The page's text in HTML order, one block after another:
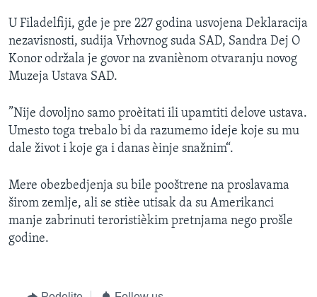
INTERVJU
U Filadelfiji, gde je pre 227 godina usvojena Deklaracija
nezavisnosti, sudija Vrhovnog suda SAD, Sandra Dej O
Konor održala je govor na zvaniènom otvaranju novog
Muzeja Ustava SAD.
”Nije dovoljno samo proèitati ili upamtiti delove ustava.
Umesto toga trebalo bi da razumemo ideje koje su mu
dale život i koje ga i danas èinje snažnim“.
Mere obezbedjenja su bile pooštrene na proslavama
širom zemlje, ali se stièe utisak da su Amerikanci
manje zabrinuti teroristièkim pretnjama nego prošle
godine.